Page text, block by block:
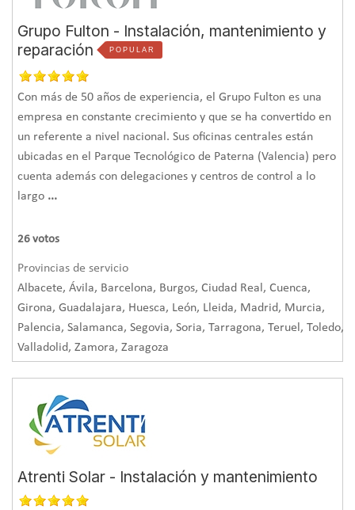
Grupo Fulton - Instalación, mantenimiento y
reparación
POPULAR
Con más de 50 años de experiencia, el Grupo Fulton es una
empresa en constante crecimiento y que se ha convertido en
un referente a nivel nacional. Sus oficinas centrales están
ubicadas en el Parque Tecnológico de Paterna (Valencia) pero
cuenta además con delegaciones y centros de control a lo
largo ...
26 votos
Provincias de servicio
Albacete, Ávila, Barcelona, Burgos, Ciudad Real, Cuenca,
Girona, Guadalajara, Huesca, León, Lleida, Madrid, Murcia,
Palencia, Salamanca, Segovia, Soria, Tarragona, Teruel, Toledo,
Valladolid, Zamora, Zaragoza
Atrenti Solar - Instalación y mantenimiento